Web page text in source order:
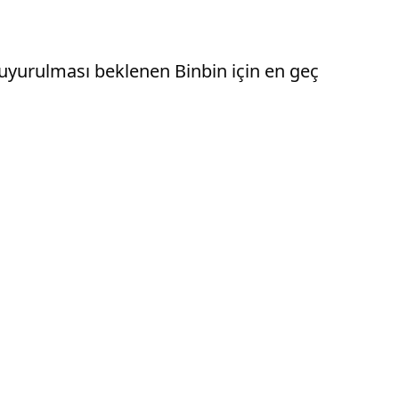
beklenen Binbin için en geç